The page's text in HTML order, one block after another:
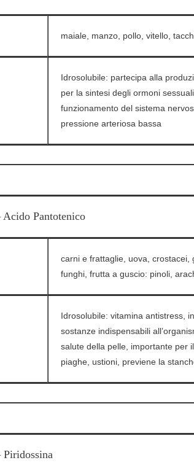
maiale, manzo, pollo, vitello,
Idrosolubile: partecipa alla
per la sintesi degli ormoni
funzionamento del sistema
pressione arteriosa bassa
Pantotenico
carni e frattaglie, uova, crostacei,
funghi, frutta a guscio: pinoli,
Idrosolubile: vitamina antistress,
sostanze indispensabili
salute della pelle, importante per
piaghe, ustioni, previene la